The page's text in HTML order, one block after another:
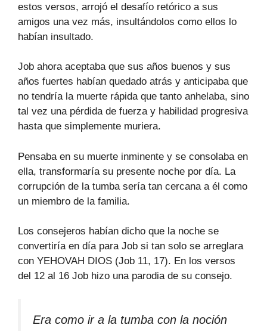
estos versos, arrojó el desafío retórico a sus
amigos una vez más, insultándolos como ellos lo
habían insultado.
Job ahora aceptaba que sus años buenos y sus
años fuertes habían quedado atrás y anticipaba que
no tendría la muerte rápida que tanto anhelaba, sino
tal vez una pérdida de fuerza y habilidad progresiva
hasta que simplemente muriera.
Pensaba en su muerte inminente y se consolaba en
ella, transformaría su presente noche por día. La
corrupción de la tumba sería tan cercana a él como
un miembro de la familia.
Los consejeros habían dicho que la noche se
convertiría en día para Job si tan solo se arreglara
con YEHOVAH DIOS (Job 11, 17). En los versos
del 12 al 16 Job hizo una parodia de su consejo.
Era como ir a la tumba con la noción